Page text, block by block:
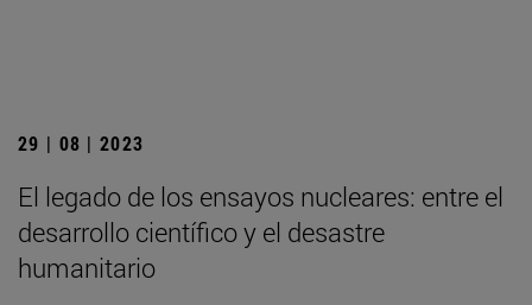
29 | 08 | 2023
El legado de los ensayos nucleares: entre el
desarrollo científico y el desastre
humanitario